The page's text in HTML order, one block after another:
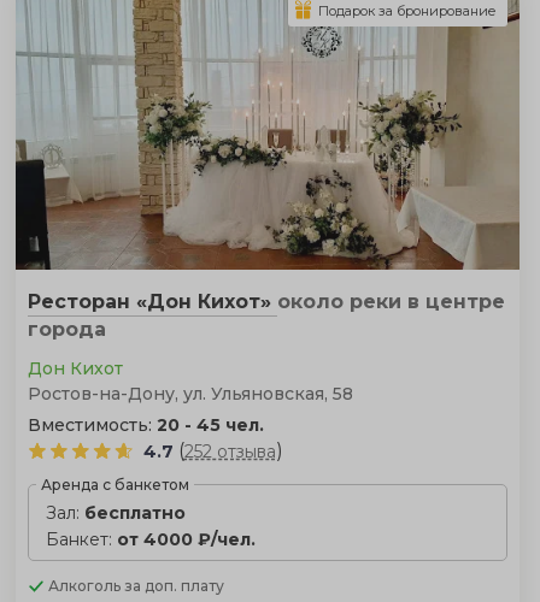
Ресторан «Дон Кихот» около реки в центре
города
Дон Кихот
Ростов-на-Дону, ул. Ульяновская, 58
Вместимость: 20 - 45 чел.
4.7 (252 отзыва)
Аренда с банкетом
Зал: бесплатно
Банкет: от 4000 ₽/чел.
Алкоголь за доп. плату
Подарок за бронирование